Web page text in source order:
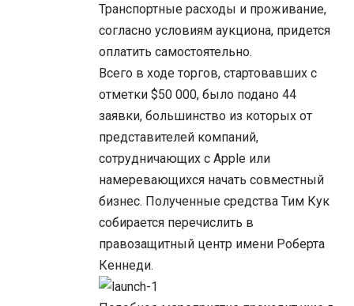
Транспортные расходы и проживание,
согласно условиям аукциона, придется
оплатить самостоятельно.
Всего в ходе торгов, стартовавших с
отметки $50 000, было подано 44
заявки, большинство из которых от
представителей компаний,
сотрудничающих с Apple или
намеревающихся начать совместный
бизнес. Полученные средства Тим Кук
собирается перечислить в
правозащитный центр имени Роберта
Кеннеди.